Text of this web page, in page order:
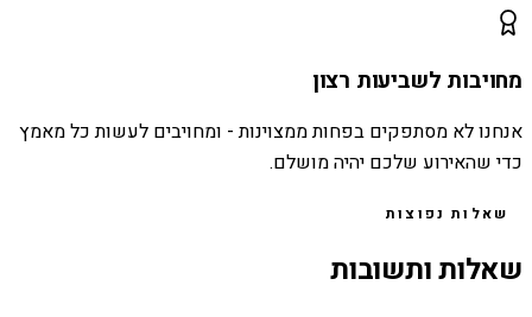
מחויבות לשביעות רצון
אנחנו לא מסתפקים בפחות ממצוינות - ומחויבים לעשות כל מאמץ
כדי שהאירוע שלכם יהיה מושלם.
שאלות נפוצות
שאלות ותשובות